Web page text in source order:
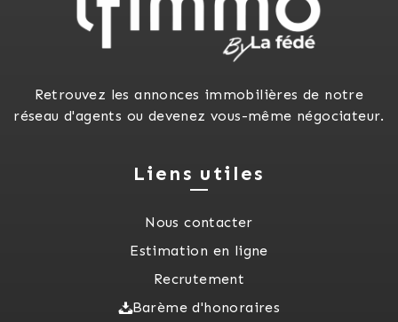
Retrouvez les annonces immobilières de notre
réseau d'agents ou devenez vous-même négociateur.
Liens utiles
Nous contacter
Estimation en ligne
Recrutement
Barème d'honoraires